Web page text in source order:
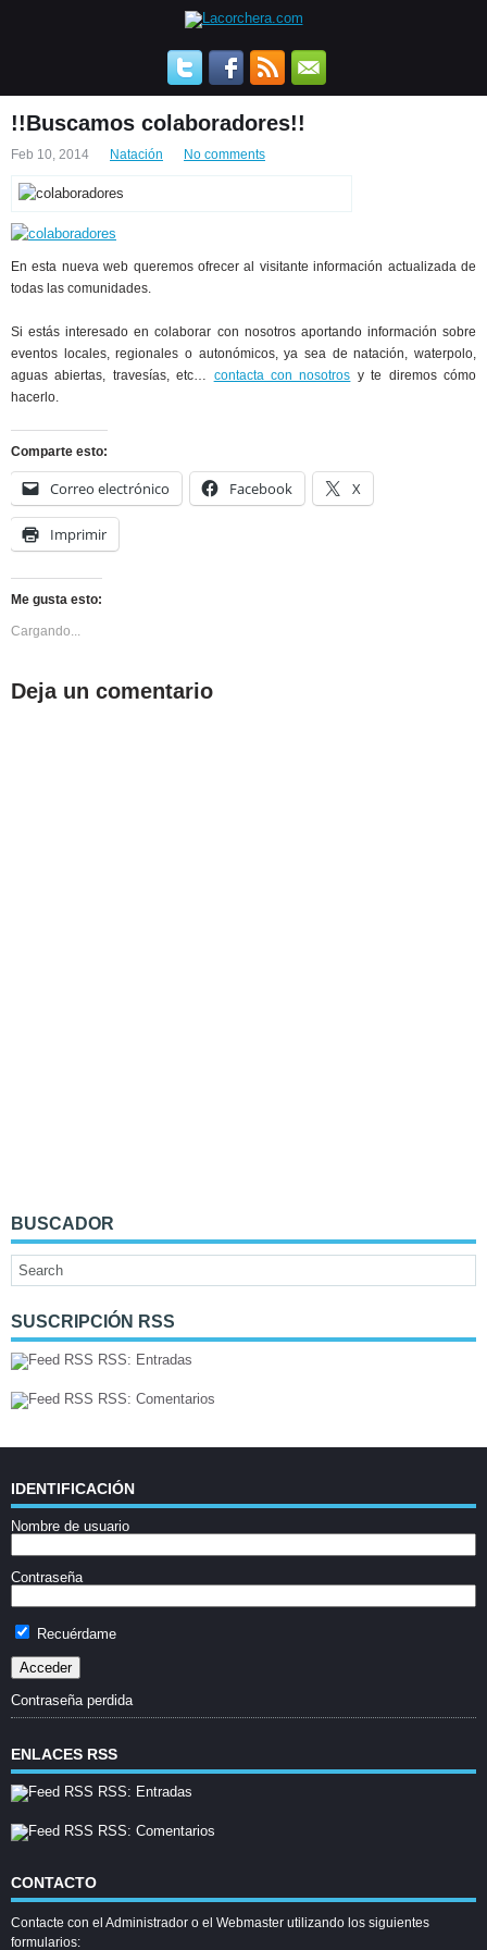
!!Buscamos colaboradores!!
Feb 10, 2014 Natación No comments
En esta nueva web queremos ofrecer al visitante información actualizada de
todas las comunidades.
Si estás interesado en colaborar con nosotros aportando información sobre
eventos locales, regionales o autonómicos, ya sea de natación, waterpolo,
aguas abiertas, travesías, etc… contacta con nosotros y te diremos cómo
hacerlo.
Comparte esto:
Correo electrónico Facebook X
Imprimir
Me gusta esto:
Cargando...
Deja un comentario
BUSCADOR
SUSCRIPCIÓN RSS
RSS: Entradas
RSS: Comentarios
IDENTIFICACIÓN
Nombre de usuario
Contraseña
Recuérdame
Contraseña perdida
ENLACES RSS
RSS: Entradas
RSS: Comentarios
CONTACTO
Contacte con el Administrador o el Webmaster utilizando los siguientes
formularios: